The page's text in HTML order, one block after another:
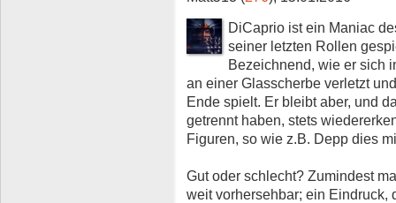
DiCaprio ist ein Maniac
seiner letzten Rollen
Bezeichnend, wie er sich
an einer Glasscherbe verletzt
Ende spielt. Er bleibt aber, und
getrennt haben, stets
Figuren, so wie z.B. Depp dies
Gut oder schlecht? Zumindest
weit vorhersehbar; ein Eindruck,